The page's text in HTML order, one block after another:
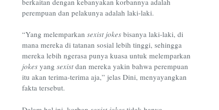
perempuan dan pelakunya adalah laki-laki.
“Yang melemparkan sexist jokes bisanya laki-laki, di
mana mereka di tatanan sosial lebih tinggi, sehingga
mereka lebih ngerasa punya kuasa untuk melemparkan
jokes yang sexistdan mereka yakin bahwa perempuan
itu akan terima-terima aja,” jelas Dini, menyayangkan
fakta tersebut.